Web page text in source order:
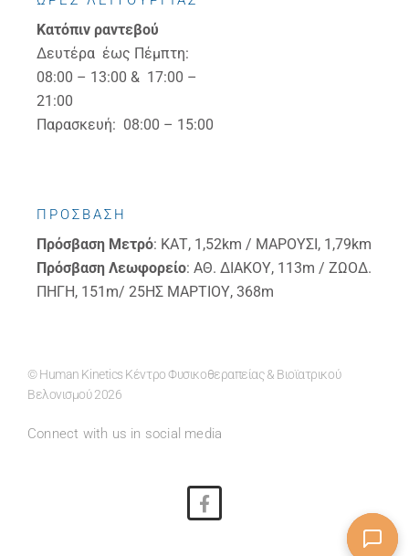
Κατόπιν ραντεβού
Δευτέρα έως Πέμπτη:
08:00 – 13:00 & 17:00 –
21:00
Παρασκευή: 08:00 – 15:00
ΠΡΟΣΒΑΣΗ
Πρόσβαση Μετρό: ΚΑΤ, 1,52km / ΜΑΡΟΥΣΙ, 1,79km
Πρόσβαση Λεωφορείο: ΑΘ. ΔΙΑΚΟΥ, 113m / ΖΩΟΔ.
ΠΗΓΗ, 151m/ 25ΗΣ ΜΑΡΤΙΟΥ, 368m
© Human Kinetics Κέντρο Φυσικοθεραπείας & Βιοϊατρικού
Βελονισμού 2026
Connect with us in social media